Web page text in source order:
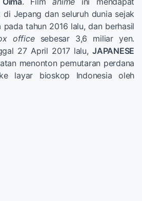
Jepang dan seluruh dunia sejak
tahun 2016 lalu, dan berhasil
officesebesar 3,6 miliar yen.
27 April 2017 lalu, JAPANESE
menonton pemutaran perdana
layar bioskop Indonesia oleh